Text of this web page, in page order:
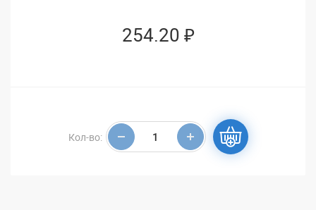
254.20 ₽
Кол-во: